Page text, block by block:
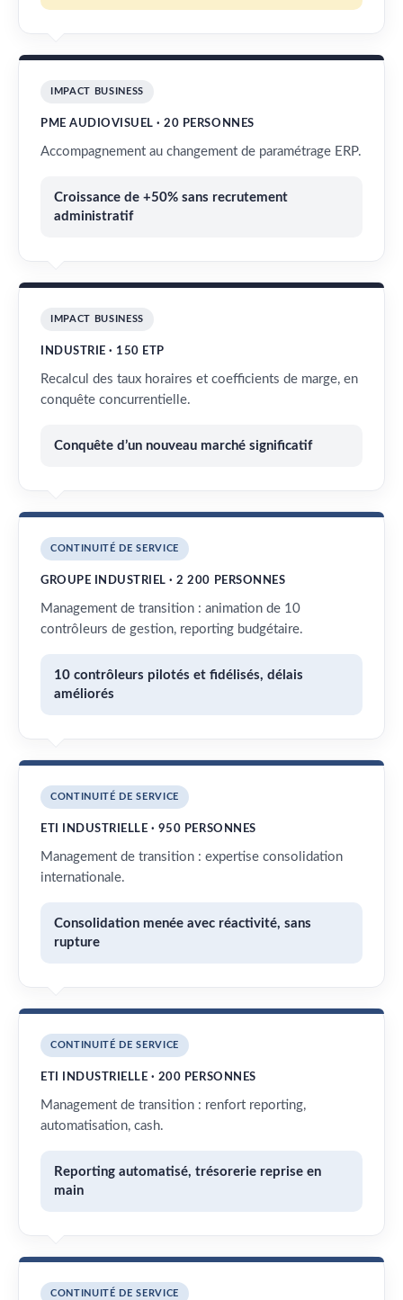
IMPACT BUSINESS
PME AUDIOVISUEL · 20 PERSONNES
Accompagnement au changement de paramétrage ERP.
Croissance de +50% sans recrutement
administratif
IMPACT BUSINESS
INDUSTRIE · 150 ETP
Recalcul des taux horaires et coefficients de marge, en
conquête concurrentielle.
Conquête d’un nouveau marché significatif
CONTINUITÉ DE SERVICE
GROUPE INDUSTRIEL · 2 200 PERSONNES
Management de transition : animation de 10
contrôleurs de gestion, reporting budgétaire.
10 contrôleurs pilotés et fidélisés, délais
améliorés
CONTINUITÉ DE SERVICE
ETI INDUSTRIELLE · 950 PERSONNES
Management de transition : expertise consolidation
internationale.
Consolidation menée avec réactivité, sans
rupture
CONTINUITÉ DE SERVICE
ETI INDUSTRIELLE · 200 PERSONNES
Management de transition : renfort reporting,
automatisation, cash.
Reporting automatisé, trésorerie reprise en
main
CONTINUITÉ DE SERVICE